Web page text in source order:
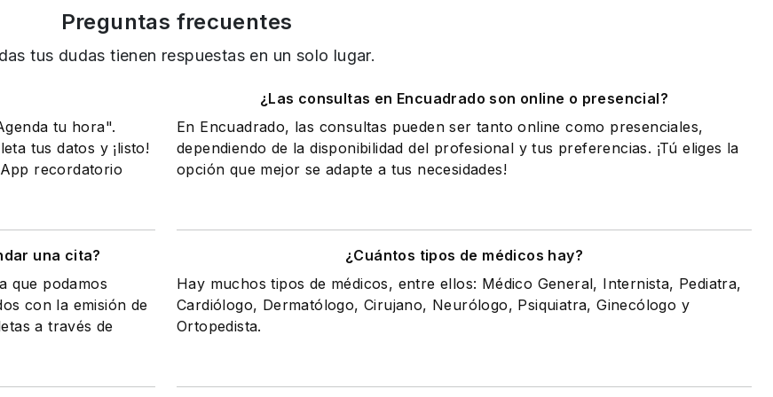
Preguntas frecuentes
tus dudas tienen respuestas en un solo lugar.
tu hora".
tus datos y ¡listo!
recordatorio
¿Las consultas en Encuadrado son online o presencial?
En Encuadrado, las consultas pueden ser tanto online como presenciales,
dependiendo de la disponibilidad del profesional y tus preferencias. ¡Tú eliges la
opción que mejor se adapte a tus necesidades!
una cita?
que podamos
con la emisión de
a través de
¿Cuántos tipos de médicos hay?
Hay muchos tipos de médicos, entre ellos: Médico General, Internista, Pediatra,
Cardiólogo, Dermatólogo, Cirujano, Neurólogo, Psiquiatra, Ginecólogo y
Ortopedista.